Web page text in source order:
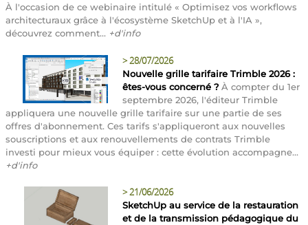
À l'occasion de ce webinaire intitulé « Optimisez vos workflows
architecturaux grâce à l'écosystème SketchUp et à l'IA »,
découvrez comment... +d'info
>28/07/2026
Nouvelle grille tarifaire Trimble 2026 :
êtes-vous concerné ? À compter du 1er
septembre 2026, l'éditeur Trimble
appliquera une nouvelle grille tarifaire sur une partie de ses
offres d'abonnement. Ces tarifs s'appliqueront aux nouvelles
souscriptions et aux renouvellements de contrats Trimble
investi pour mieux vous équiper : cette évolution accompagne...
+d'info
>21/06/2026
SketchUp au service de la restauration
et de la transmission pédagogique du